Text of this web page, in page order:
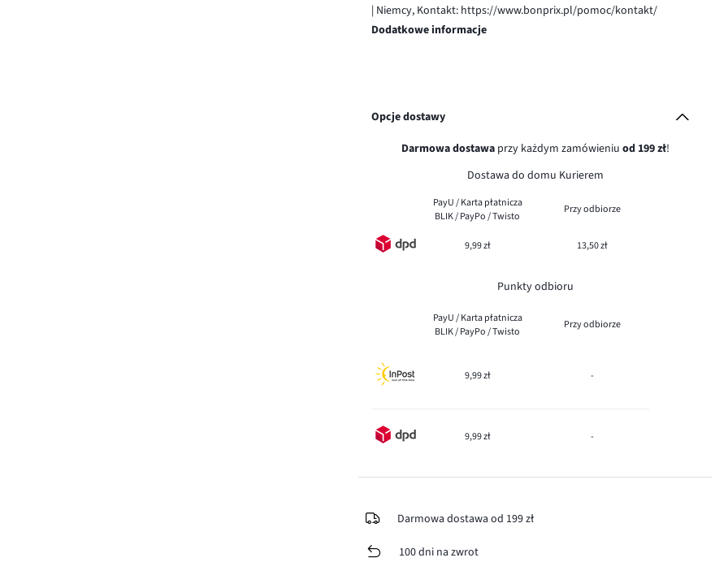
| Niemcy, Kontakt: https://www.bonprix.pl/pomoc/kontakt/
Dodatkowe informacje
Opcje dostawy
Darmowa dostawaprzy każdym zamówieniu od 199 zł!
Dostawa do domu Kurierem
PayU / Karta płatnicza
BLIK / PayPo / Twisto
Przy odbiorze
9,99 zł 13,50 zł
Punkty odbioru
PayU / Karta płatnicza
BLIK / PayPo / Twisto
Przy odbiorze
9,99 zł -
9,99 zł -
Darmowa dostawa od 199 zł
100 dni na zwrot